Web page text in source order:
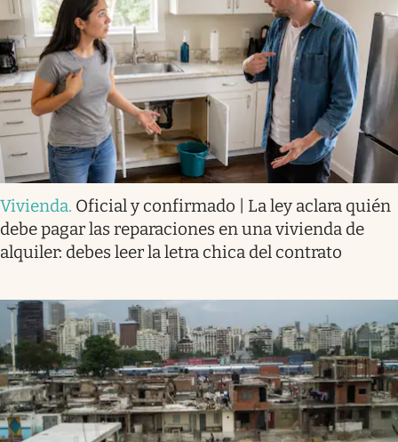
Vivienda. Oficial y confirmado | La ley aclara quién
debe pagar las reparaciones en una vivienda de
alquiler: debes leer la letra chica del contrato